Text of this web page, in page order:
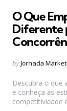
O Que
Diferente
Posted
byJornada
Descubra o que
e conheça as
competitividade